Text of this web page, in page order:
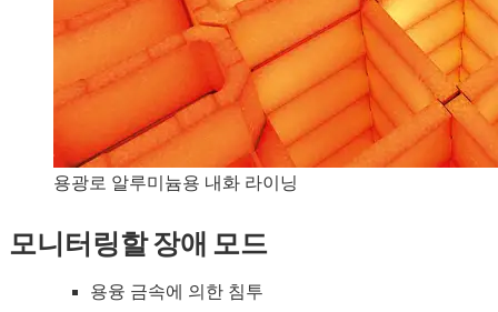
용광로 알루미늄용 내화 라이닝
모니터링할 장애 모드
용융 금속에 의한 침투